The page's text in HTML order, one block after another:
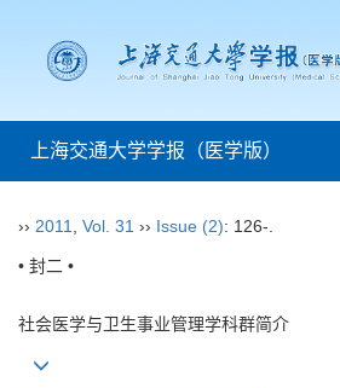
上海交通大学学报（医学版）
›› 2011 Vol. 31 ›› Issue (2): 126-.
• 封二 •
社会医学与卫生事业管理学科群简介